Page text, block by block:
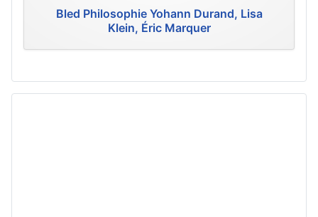
Bled Philosophie Yohann Durand, Lisa
Klein, Éric Marquer